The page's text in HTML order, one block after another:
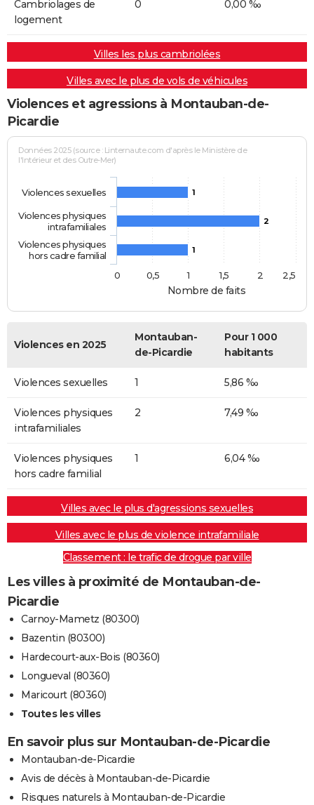
Cambriolages de
logement
0 0,00 ‰
Villes les plus cambriolées
Villes avec le plus de vols de véhicules
Violences et agressions à Montauban-de-
Picardie
Nombre de faits
Données 2025 (source : Linternaute.com d'après le Ministère de
l'Intérieur et des Outre-Mer)
1
2
1
Violences sexuelles
Violences physiques
intrafamiliales
Violences physiques
hors cadre familial
0
0,5 1 1,5 2 2,5
Violences en 2025
Montauban-
de-Picardie
Pour 1 000
habitants
Violences sexuelles 1 5,86 ‰
Violences physiques
intrafamiliales
2 7,49 ‰
Violences physiques
hors cadre familial
1 6,04 ‰
Villes avec le plus d'agressions sexuelles
Villes avec le plus de violence intrafamiliale
Classement : le trafic de drogue par ville
Les villes à proximité de Montauban-de-
Picardie
Carnoy-Mametz (80300)
Bazentin (80300)
Hardecourt-aux-Bois (80360)
Longueval (80360)
Maricourt (80360)
Toutes les villes
En savoir plus sur Montauban-de-Picardie
Montauban-de-Picardie
Avis de décès à Montauban-de-Picardie
Risques naturels à Montauban-de-Picardie